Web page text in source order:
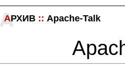
АРХИВ :: Apache-Talk